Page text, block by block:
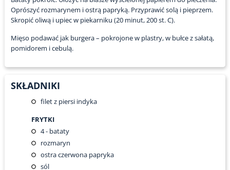
Oprószyć rozmarynem i ostrą papryką. Przyprawić solą i pieprzem.
Skropić oliwą i upiec w piekarniku (20 minut, 200 st. C).
Mięso podawać jak burgera – pokrojone w plastry, w bułce z sałatą,
pomidorem i cebulą.
SKŁADNIKI
filet z piersi indyka
FRYTKI
4- bataty
rozmaryn
ostra czerwona papryka
sól